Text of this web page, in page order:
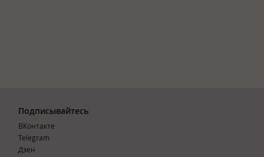
Подписывайтесь
ВКонтакте
Telegram
Дзен